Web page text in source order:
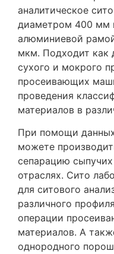
аналитическое
диаметром 400 мм
алюминиевой
мкм. Подходит как
сухого и мокрого
просеивающих
проведения
материалов в
При помощи
можете
сепарацию
отраслях. Сито
для ситового
различного
операции
материалов. А
однородного